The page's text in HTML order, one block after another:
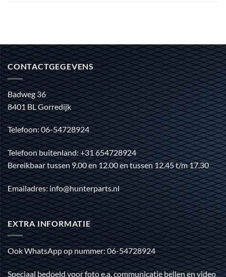
CONTACTGEGEVENS
Badweg 36
8401 BL Gorredijk
Telefoon: 06-54728924
Telefoon buitenland: +31 654728924
Bereikbaar tussen 9.00 en 12.00 en tussen 12.45 t/m 17.30
Emailadres: info@hunterparts.nl
EXTRA INFORMATIE
Ook WhatsApp op nummer: 06-54728924
Speciaal bedoeld voor foto e.a. communicatie bellen en video